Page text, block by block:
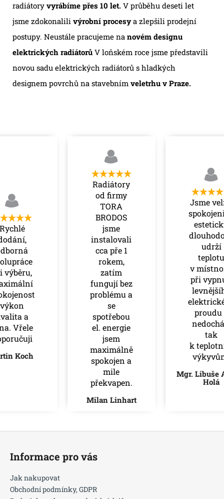
radiátory vyrábíme přes 10 let. V průběhu deseti let
jsme zdokonalili výrobní procesya zlepšili prodejní
postupy. Neustále pracujeme na novém designu
elektrických radiátorů V loňském roce jsme představili
novou sadu elektrických radiátorů s hladkých
designem povrchů na stavebním veletrhu v Praze.
výběru,
výkon
a
Vřele
Koch
Radiátory
od firmy
TORA
BRODOS
jsme
instalovali
cca pře 1
rokem,
zatím
fungují bez
problému a
se
spotřebou
el. energie
jsem
maximálně
spokojen a
mile
překvapen.
Milan Linhart
Jsme
udrží
teplotu
v
při
proudu
tak
k
Mgr. Libuše
Holá
Informace pro vás
Jak nakupovat
Obchodní podmínky, GDPR